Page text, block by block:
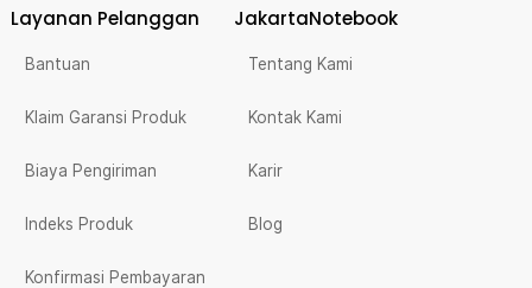
Layanan Pelanggan
Bantuan
Klaim Garansi Produk
Biaya Pengiriman
Indeks Produk
Konfirmasi Pembayaran
JakartaNotebook
Tentang Kami
Kontak Kami
Karir
Blog